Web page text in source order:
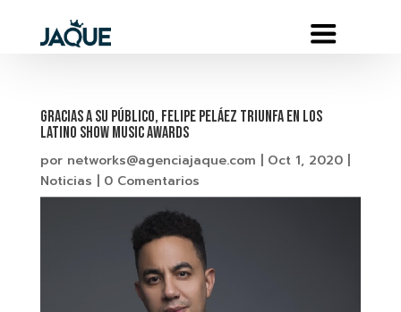
GRACIAS A SU PÚBLICO, FELIPE PELÁEZ TRIUNFA EN LOS
LATINO SHOW MUSIC AWARDS
por networks@agenciajaque.com Oct 1, 2020|
Noticias
0 Comentarios